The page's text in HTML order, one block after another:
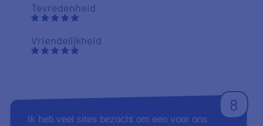
Tevredenheid
Vriendelijkheid
8
Ik heb veel sites bezocht om een voor ons